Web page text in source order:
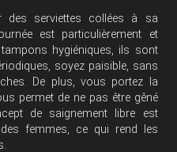
des serviettes collées à sa
est particulièrement et
hygiéniques, ils sont
soyez paisible, sans
De plus, vous portez la
permet de ne pas être gêné
de saignement libre est
femmes, ce qui rend les